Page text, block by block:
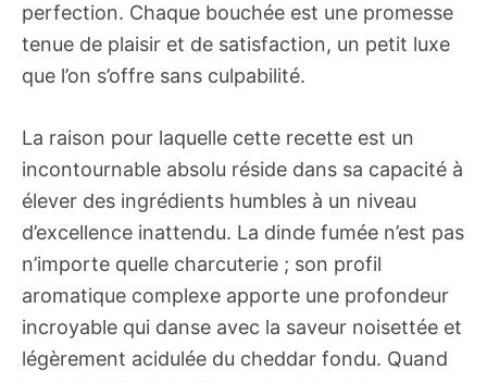
perfection. Chaque bouchée est une promesse
tenue de plaisir et de satisfaction, un petit luxe
que l’on s’offre sans culpabilité.
La raison pour laquelle cette recette est un
incontournable absolu réside dans sa capacité à
élever des ingrédients humbles à un niveau
d’excellence inattendu. La dinde fumée n’est pas
n’importe quelle charcuterie ; son profil
aromatique complexe apporte une profondeur
incroyable qui danse avec la saveur noisettée et
légèrement acidulée du cheddar fondu. Quand